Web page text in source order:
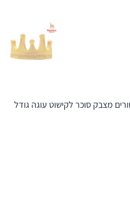
מצבק סוכר לקישוט עוגה גודל